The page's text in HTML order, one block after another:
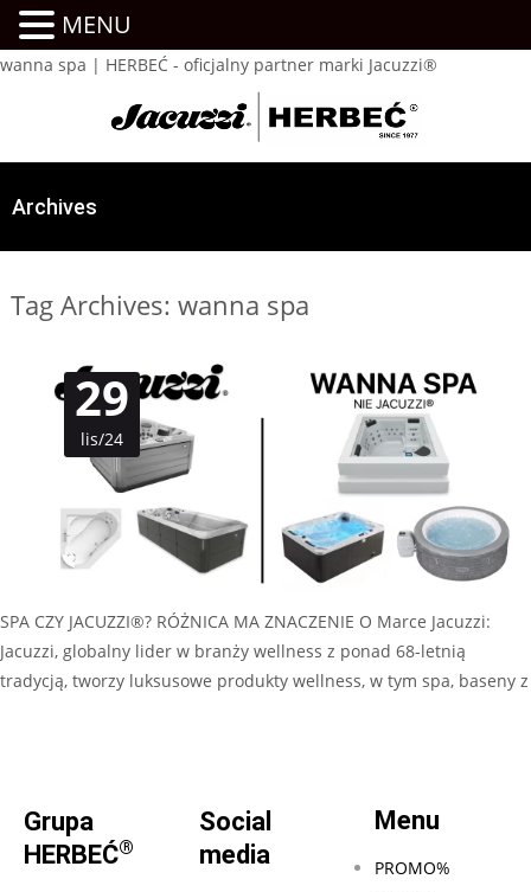
wanna spa | HERBEĆ - oficjalny partner marki Jacuzzi®
Archives
Tag Archives: wanna spa
29
lis/24
SPA CZY JACUZZI®? RÓŻNICA MA ZNACZENIE O Marce Jacuzzi:
Jacuzzi, globalny lider w branży wellness z ponad 68-letnią
tradycją, tworzy luksusowe produkty wellness, w tym spa, baseny z
Grupa
HERBEĆ®
Social
media
Menu
PROMO%
MENU